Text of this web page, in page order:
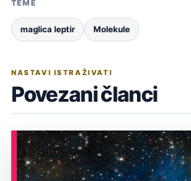
TEME
maglica leptir Molekule
NASTAVI ISTRAŽIVATI
Povezani članci